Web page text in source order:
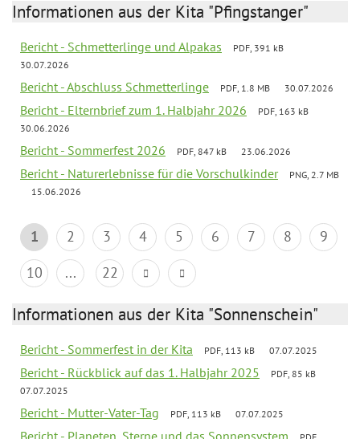
Informationen aus der Kita "Pfingstanger"
Bericht - Schmetterlinge und Alpakas
PDF, 391 kB
30.07.2026
Bericht - Abschluss Schmetterlinge PDF, 1.8 MB 30.07.2026
Bericht - Elternbrief zum 1. Halbjahr 2026
PDF, 163 kB
30.06.2026
Bericht - Sommerfest 2026 PDF, 847 kB 23.06.2026
Bericht - Naturerlebnisse für die Vorschulkinder
PNG, 2.7 MB
15.06.2026
1 2 3 4 5 6 7 8
9
10
... 22
Informationen aus der Kita "Sonnenschein"
Bericht - Sommerfest in der Kita PDF, 113 kB 07.07.2025
Bericht - Rückblick auf das 1. Halbjahr 2025
PDF, 85 kB
07.07.2025
Bericht - Mutter-Vater-Tag PDF, 113 kB 07.07.2025
Bericht - Planeten, Sterne und das Sonnensystem